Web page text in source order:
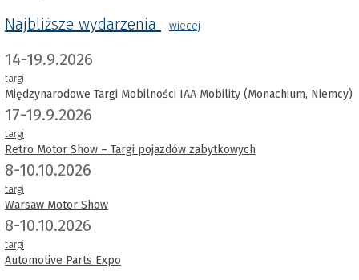
Najbliższe wydarzenia
wiecej
14-19.9.2026
targi
Międzynarodowe Targi Mobilności IAA Mobility (Monachium, Niemcy)
17-19.9.2026
targi
Retro Motor Show – Targi pojazdów zabytkowych
8-10.10.2026
targi
Warsaw Motor Show
8-10.10.2026
targi
Automotive Parts Expo